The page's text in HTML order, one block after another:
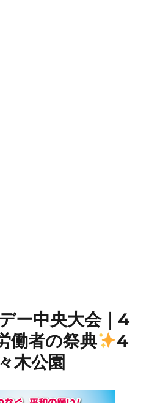
ー中央大会｜4
働者の祭典
4
木公園